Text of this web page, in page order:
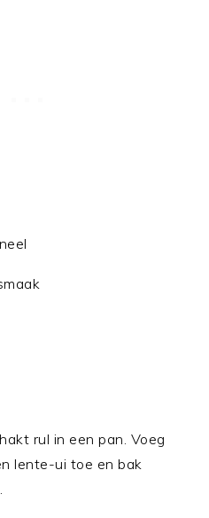
rul in een pan. Voeg
lente-ui toe en bak